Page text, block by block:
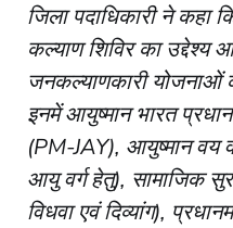
जिला पदाधिकारी ने
कल्याण शिविर का
जनकल्याणकारी योजनाओं
इनमें आयुष्मान भारत
(PM-JAY), आयुष्मान वय
आयु वर्ग हेतु), सामाजिक
विधवा एवं दिव्यांग),